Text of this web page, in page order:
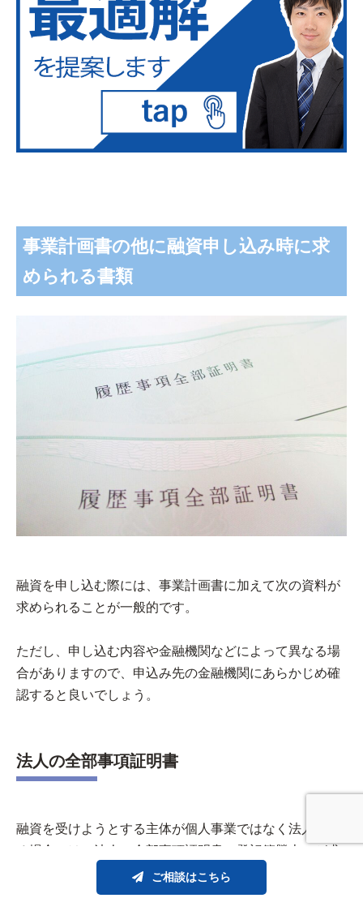
事業計画書の他に融資申し込み時に求
められる書類
融資を申し込む際には、事業計画書に加えて次の資料が
求められることが一般的です。
ただし、申し込む内容や金融機関などによって異なる場
合がありますので、申込み先の金融機関にあらかじめ確
認すると良いでしょう。
法人の全部事項証明書
融資を受けようとする主体が個人事業ではなく法人であ
る場合には、法人の全部事項証明書（登記簿謄本）が求
められることが一般的です。全部事項証明書は、法務局
で誰でも取得することができます。
ご相談はこちら